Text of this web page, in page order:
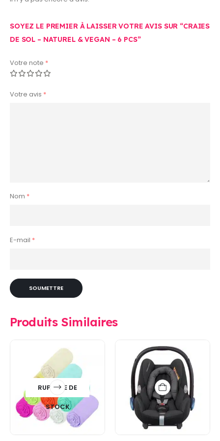
SOYEZ LE PREMIER À LAISSER VOTRE AVIS SUR “CRAIES
DE SOL – NATUREL & VEGAN – 6 PCS”
Votre note *
Votre avis *
Nom *
E-mail *
Produits Similaires
RUPTURE DE
STOCK